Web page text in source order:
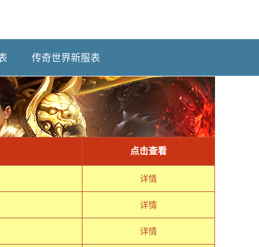
传奇世界新服表
点击查看
详情
详情
详情